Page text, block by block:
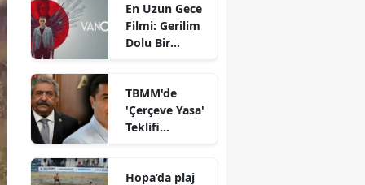
Hazırlanan Üç
Lezzetli Tarif!
En Uzun Gece
Filmi: Gerilim
Dolu Bir
Kadro!
TBMM'de
'Çerçeve Yasa'
Teklifi
Yıldız'dan
Hopa’da plaj